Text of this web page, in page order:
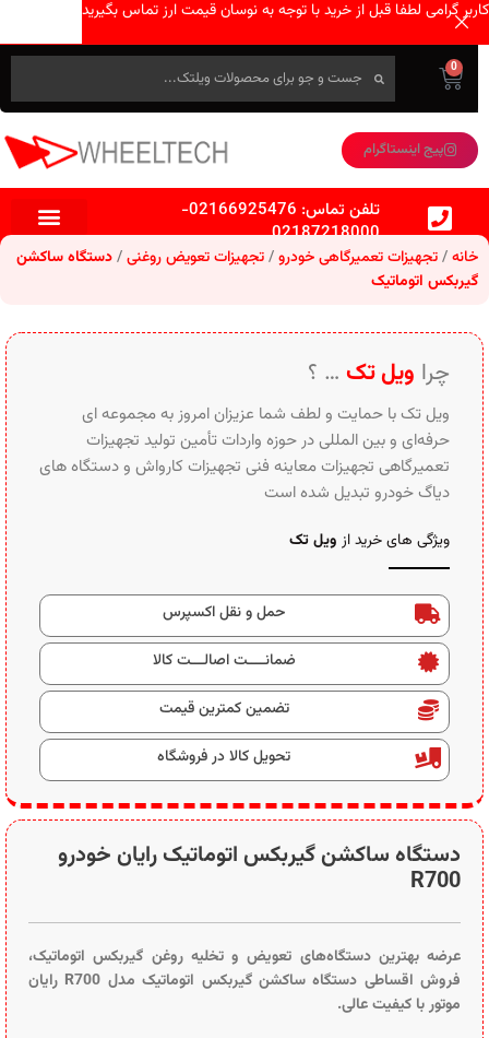
0
پیج اینستاگرام
تلفن تماس: 02166925476
-
02187218000
خانه تجهیزات تعمیرگاهی خودرو تجهیزات تعویض روغنی دستگاه ساکشن
گیربکس اتوماتیک
دستگاه ساکشن گیربکس اتوماتیک رایان خودرو
R700
عرضه بهترین دستگاه‌های تعویض و تخلیه روغن گیربکس اتوماتیک،
فروش اقساطی دستگاه ساکشن گیربکس اتوماتیک مدل R700 رایان
موتور با کیفیت عالی.
چرا ویل تک … ؟
ویل تک با حمایت و لطف شما عزیزان امروز به مجموعه ای
حرفه‌ای و بین‌ المللی در حوزه واردات تأمین تولید تجهیزات
تعمیرگاهی تجهیزات معاینه فنی تجهیزات کارواش و دستگاه های
دیاگ خودرو تبدیل شده است
ویژگی های خرید از ویل تک
حمل و نقل اکسپرس
ضمانــــت اصالـــت کالا
تضمین کمترین قیمت
تحویل کالا در فروشگاه
کاربر گرامی لطفا قبل از خرید با توجه به نوسان قیمت ارز تماس بگیرید